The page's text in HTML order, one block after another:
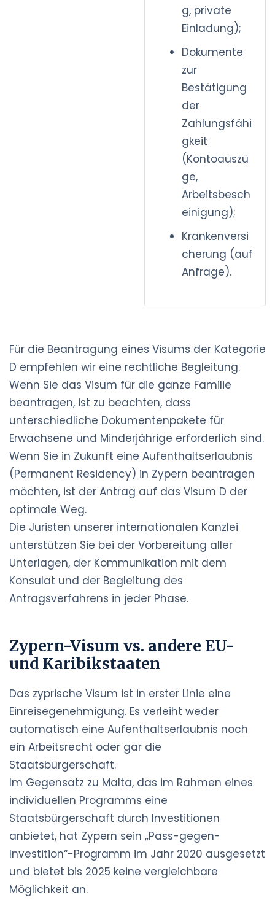
g, private
Einladung);
Dokumente
zur
Bestätigung
der
Zahlungsfähi
gkeit
(Kontoauszü
ge,
Arbeitsbesch
einigung);
Krankenversi
cherung (auf
Anfrage).
Für die Beantragung eines Visums der Kategorie
D empfehlen wir eine rechtliche Begleitung.
Wenn Sie das Visum für die ganze Familie
beantragen, ist zu beachten, dass
unterschiedliche Dokumentenpakete für
Erwachsene und Minderjährige erforderlich sind.
Wenn Sie in Zukunft eine Aufenthaltserlaubnis
(Permanent Residency) in Zypern beantragen
möchten, ist der Antrag auf das Visum D der
optimale Weg.
Die Juristen unserer internationalen Kanzlei
unterstützen Sie bei der Vorbereitung aller
Unterlagen, der Kommunikation mit dem
Konsulat und der Begleitung des
Antragsverfahrens in jeder Phase.
Zypern-Visum vs. andere EU-
und Karibikstaaten
Das zyprische Visum ist in erster Linie eine
Einreisegenehmigung. Es verleiht weder
automatisch eine Aufenthaltserlaubnis noch
ein Arbeitsrecht oder gar die
Staatsbürgerschaft.
Im Gegensatz zu Malta, das im Rahmen eines
individuellen Programms eine
Staatsbürgerschaft durch Investitionen
anbietet, hat Zypern sein „Pass-gegen-
Investition“-Programm im Jahr 2020 ausgesetzt
und bietet bis 2025 keine vergleichbare
Möglichkeit an.